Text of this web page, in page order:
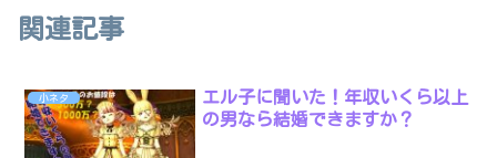
関連記事
小ネタ
エル子に聞いた！年収いくら以上
の男なら結婚できますか？